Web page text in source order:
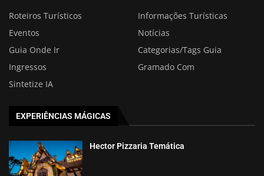
Roteiros Turísticos
Informações Turísticas
Eventos
Notícias
Guia Onde Ir
Categorias/Tags Guia
Ingressos
Gramado Com
Sintetize IA
EXPERIÊNCIAS MÁGICAS
Hector Pizzaria Temática